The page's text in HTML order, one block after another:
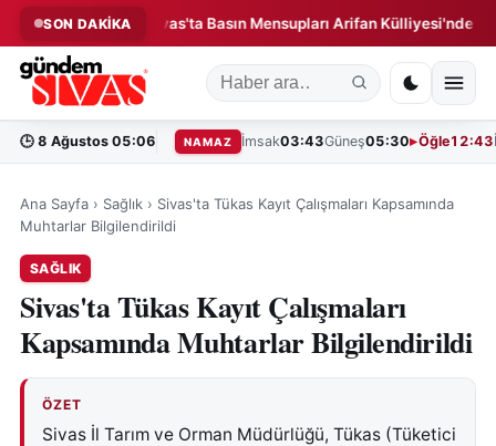
SON DAKİKA
◆ Sivas'ta Basın Mensupları Arifan Külliyesi'nde Bir
🕒 8 Ağustos 05:06 NAMAZ İmsak03:43Güneş05:30 Öğle12:43
Ana Sayfa › Sağlık › Sivas'ta Tükas Kayıt Çalışmaları Kapsamında
Muhtarlar Bilgilendirildi
SAĞLIK
Sivas'ta Tükas Kayıt Çalışmaları
Kapsamında Muhtarlar Bilgilendirildi
ÖZET
Sivas İl Tarım ve Orman Müdürlüğü, Tükas (Tüketici